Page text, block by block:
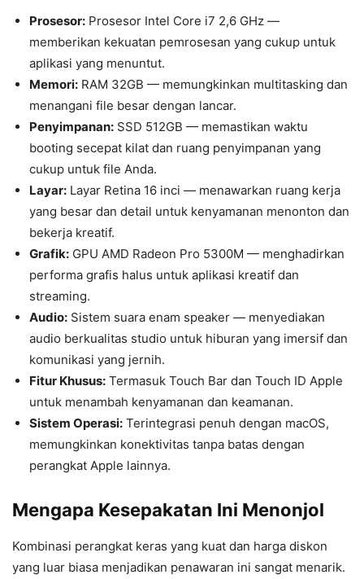
Prosesor: Prosesor Intel Core i7 2,6 GHz —
memberikan kekuatan pemrosesan yang cukup untuk
aplikasi yang menuntut.
Memori: RAM 32GB — memungkinkan multitasking dan
menangani file besar dengan lancar.
Penyimpanan: SSD 512GB — memastikan waktu
booting secepat kilat dan ruang penyimpanan yang
cukup untuk file Anda.
Layar: Layar Retina 16 inci — menawarkan ruang kerja
yang besar dan detail untuk kenyamanan menonton dan
bekerja kreatif.
Grafik: GPU AMD Radeon Pro 5300M — menghadirkan
performa grafis halus untuk aplikasi kreatif dan
streaming.
Audio: Sistem suara enam speaker — menyediakan
audio berkualitas studio untuk hiburan yang imersif dan
komunikasi yang jernih.
Fitur Khusus: Termasuk Touch Bar dan Touch ID Apple
untuk menambah kenyamanan dan keamanan.
Sistem Operasi: Terintegrasi penuh dengan macOS,
memungkinkan konektivitas tanpa batas dengan
perangkat Apple lainnya.
Mengapa Kesepakatan Ini Menonjol
Kombinasi perangkat keras yang kuat dan harga diskon
yang luar biasa menjadikan penawaran ini sangat menarik.